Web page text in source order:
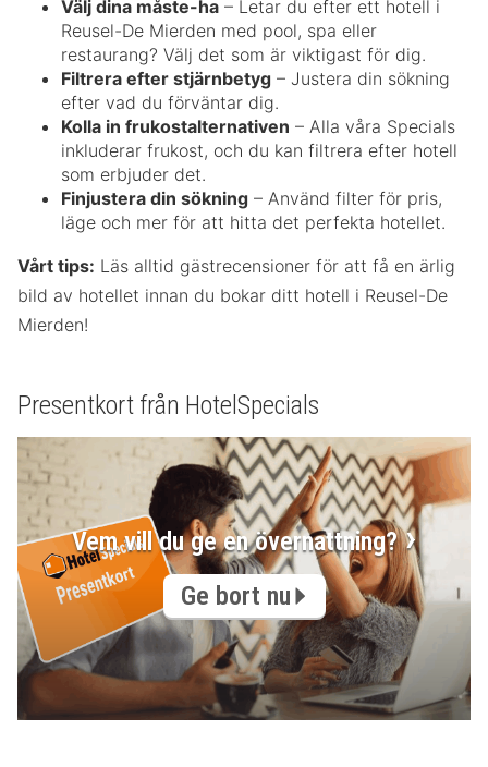
Välj dina måste-ha – Letar du efter ett hotell i
Reusel-De Mierden med pool, spa eller
restaurang? Välj det som är viktigast för dig.
Filtrera efter stjärnbetyg – Justera din sökning
efter vad du förväntar dig.
Kolla in frukostalternativen – Alla våra Specials
inkluderar frukost, och du kan filtrera efter hotell
som erbjuder det.
Finjustera din sökning – Använd filter för pris,
läge och mer för att hitta det perfekta hotellet.
Vårt tips: Läs alltid gästrecensioner för att få en ärlig
bild av hotellet innan du bokar ditt hotell i Reusel-De
Mierden!
Presentkort från HotelSpecials
Vem vill du ge en övernattning?
Ge bort nu